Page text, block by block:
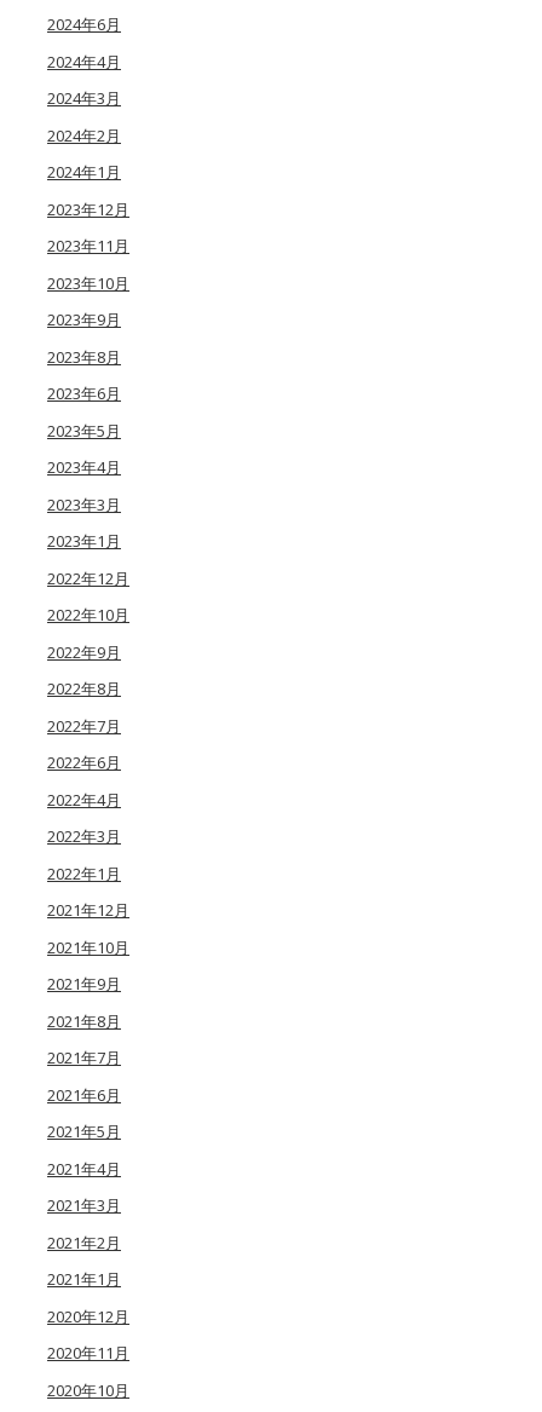
2024年6月
2024年4月
2024年3月
2024年2月
2024年1月
2023年12月
2023年11月
2023年10月
2023年9月
2023年8月
2023年6月
2023年5月
2023年4月
2023年3月
2023年1月
2022年12月
2022年10月
2022年9月
2022年8月
2022年7月
2022年6月
2022年4月
2022年3月
2022年1月
2021年12月
2021年10月
2021年9月
2021年8月
2021年7月
2021年6月
2021年5月
2021年4月
2021年3月
2021年2月
2021年1月
2020年12月
2020年11月
2020年10月